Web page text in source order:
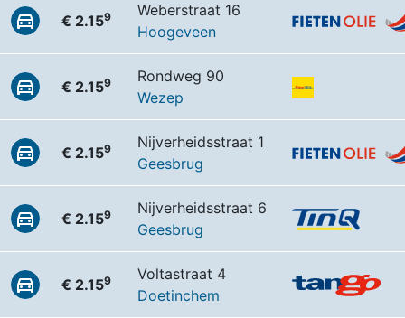
€ 2.159
Weberstraat 16
Hoogeveen
€ 2.159
Rondweg 90
Wezep
€ 2.159
Nijverheidsstraat 1
Geesbrug
€ 2.159
Nijverheidsstraat 6
Geesbrug
€ 2.159
Voltastraat 4
Doetinchem